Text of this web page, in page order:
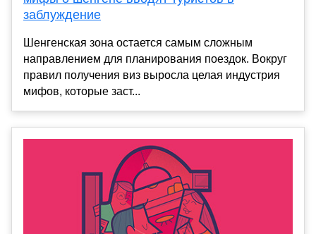
заблуждение
Шенгенская зона остается самым сложным
направлением для планирования поездок. Вокруг
правил получения виз выросла целая индустрия
мифов, которые заст...